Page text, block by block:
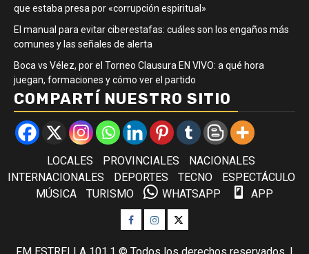
que estaba presa por «corrupción espiritual»
El manual para evitar ciberestafas: cuáles son los engaños más
comunes y las señales de alerta
Boca vs Vélez, por el Torneo Clausura EN VIVO: a qué hora
juegan, formaciones y cómo ver el partido
COMPARTÍ NUESTRO SITIO
LOCALES PROVINCIALES
NACIONALES
INTERNACIONALES
DEPORTES TECNO
ESPECTÁCULO
MÚSICA
TURISMO WHATSAPP APP
Facebook
Instagram
Twitter